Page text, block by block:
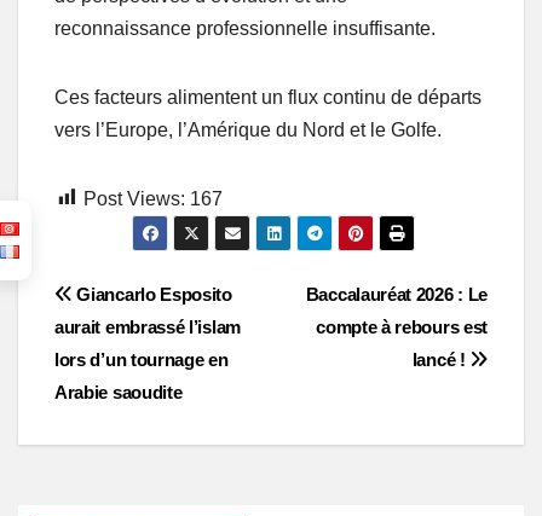
reconnaissance professionnelle insuffisante.
Ces facteurs alimentent un flux continu de départs
vers l’Europe, l’Amérique du Nord et le Golfe.
Post Views: 167
Post
navigation
Baccalauréat 2026 : Le
compte à rebours est
lancé !
Giancarlo Esposito
aurait embrassé l’islam
lors d’un tournage en
Arabie saoudite